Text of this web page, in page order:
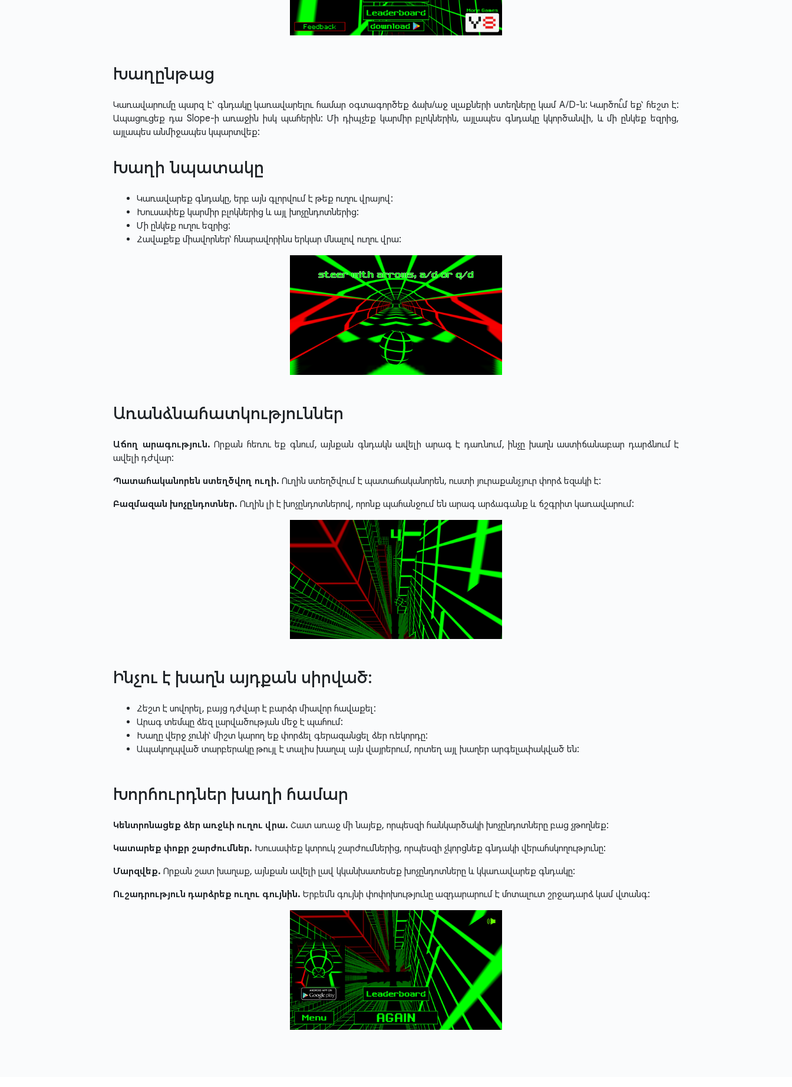
Խաղընթաց
Կառավարումը պարզ է՝ գնդակը կառավարելու համար օգտագործեք ձախ/աջ սլաքների ստեղները կամ A/D-ն: Կարծու՞մ եք՝ հեշտ է:
Ապացուցեք դա Slope-ի առաջին իսկ պահերին: Մի դիպչեք կարմիր բլոկներին, այլապես գնդակը կկործանվի, և մի ընկեք եզրից,
այլապես անմիջապես կպարտվեք:
Խաղի նպատակը
Կառավարեք գնդակը, երբ այն գլորվում է թեք ուղու վրայով:
Խուսափեք կարմիր բլոկներից և այլ խոչընդոտներից:
Մի ընկեք ուղու եզրից:
Հավաքեք միավորներ՝ հնարավորինս երկար մնալով ուղու վրա:
Առանձնահատկություններ
Աճող արագություն. Որքան հեռու եք գնում, այնքան գնդակն ավելի արագ է դառնում, ինչը խաղն աստիճանաբար դարձնում է
ավելի դժվար:
Պատահականորեն ստեղծվող ուղի. Ուղին ստեղծվում է պատահականորեն, ուստի յուրաքանչյուր փորձ եզակի է:
Բազմազան խոչընդոտներ. Ուղին լի է խոչընդոտներով, որոնք պահանջում են արագ արձագանք և ճշգրիտ կառավարում:
Ինչու է խաղն այդքան սիրված:
Հեշտ է սովորել, բայց դժվար է բարձր միավոր հավաքել:
Արագ տեմպը ձեզ լարվածության մեջ է պահում:
Խաղը վերջ չունի՝ միշտ կարող եք փորձել գերազանցել ձեր ռեկորդը:
Ապակողպված տարբերակը թույլ է տալիս խաղալ այն վայրերում, որտեղ այլ խաղեր արգելափակված են:
Խորհուրդներ խաղի համար
Կենտրոնացեք ձեր առջևի ուղու վրա. Շատ առաջ մի նայեք, որպեսզի հանկարծակի խոչընդոտները բաց չթողնեք:
Կատարեք փոքր շարժումներ. Խուսափեք կտրուկ շարժումներից, որպեսզի չկորցնեք գնդակի վերահսկողությունը:
Մարզվեք. Որքան շատ խաղաք, այնքան ավելի լավ կկանխատեսեք խոչընդոտները և կկառավարեք գնդակը:
Ուշադրություն դարձրեք ուղու գույնին. Երբեմն գույնի փոփոխությունը ազդարարում է մոտալուտ շրջադարձ կամ վտանգ: